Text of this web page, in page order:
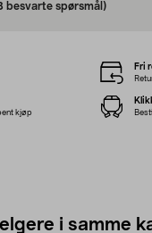
besvarte spørsmål)
Fri
kjøp
i samme